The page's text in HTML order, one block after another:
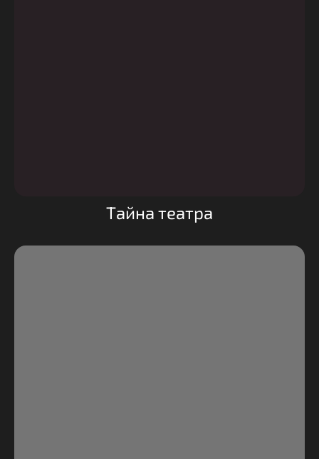
Тайна театра